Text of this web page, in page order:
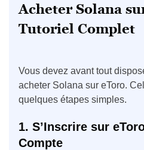
Acheter Solana
Tutoriel Complet
Vous devez avant tout
acheter Solana sur eToro.
quelques étapes simples.
1. S’Inscrire sur
Compte